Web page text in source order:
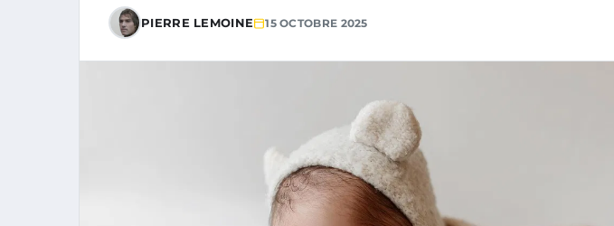
PIERRE LEMOINE 15 OCTOBRE 2025